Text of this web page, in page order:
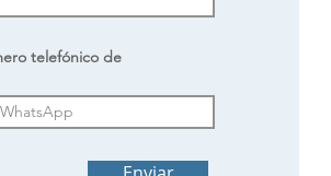
telefónico de